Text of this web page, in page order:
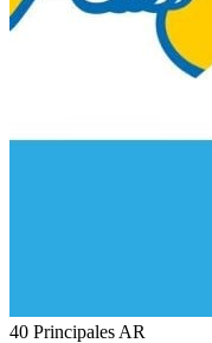
40 Principales AR